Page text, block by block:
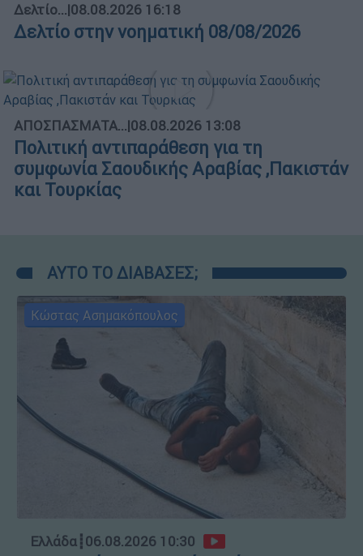
Δελτίο...|08.08.2026 16:18
Δελτίο στην νοηματική 08/08/2026
ΑΠΟΣΠΑΣΜΑΤΑ...|08.08.2026 13:08
Πολιτική αντιπαράθεση για τη
συμφωνία Σαουδικής Αραβίας ,Πακιστάν
και Τουρκίας
ΑΥΤΟ ΤΟ ΔΙΑΒΑΣΕΣ;
Κώστας Ασημακόπουλος
Ελλάδα┋06.08.2026 10:30